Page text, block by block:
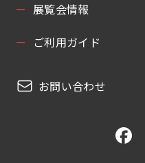
展覧会情報
ご利用ガイド
お問い合わせ